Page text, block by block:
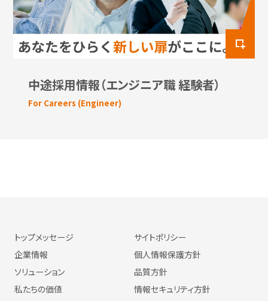
中途採用情報（エンジニア職 経験者）
For Careers (Engineer)
トップメッセージ
企業情報
ソリューション
私たちの価値
サイトポリシー
個人情報保護方針
品質方針
情報セキュリティ方針